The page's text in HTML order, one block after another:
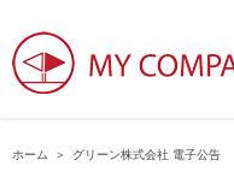
ホーム ＞ グリーン株式会社 電子公告